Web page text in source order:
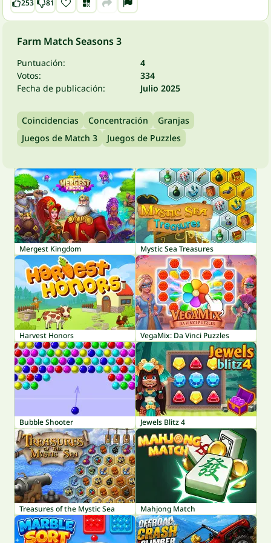
253 81
Farm Match Seasons 3
Puntuación:
4
Votos:
334
Fecha de publicación:
Julio 2025
Coincidencias Concentración
Granjas
Juegos de Match 3
Juegos de Puzzles
Mergest Kingdom Mystic Sea Treasures
Harvest Honors VegaMix: Da Vinci Puzzles
Bubble Shooter Jewels Blitz 4
Treasures of the Mystic Sea Mahjong Match